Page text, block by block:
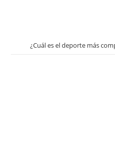
¿Cuál es el deporte más